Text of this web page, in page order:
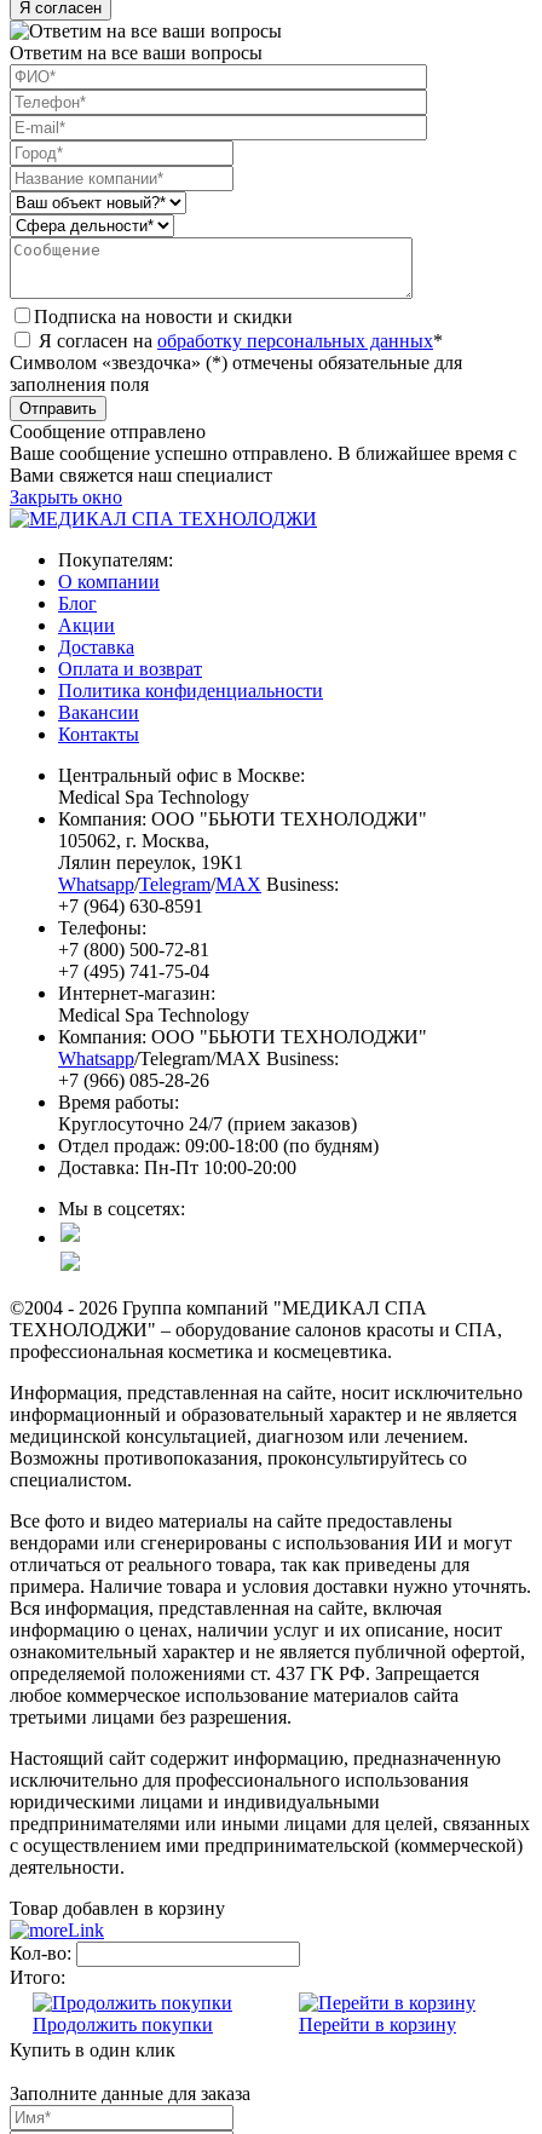
Я согласен
Ответим на все ваши вопросы
Подписка на новости и скидки
Я согласен на обработку персональных данных*
Символом «звездочка» (*) отмечены обязательные для
заполнения поля
Сообщение отправлено
Ваше сообщение успешно отправлено. В ближайшее время с
Вами свяжется наш специалист
Закрыть окно
Покупателям:
О компании
Блог
Акции
Доставка
Оплата и возврат
Политика конфиденциальности
Вакансии
Контакты
Центральный офис в Москве:
Medical Spa Technology
Компания: ООО "БЬЮТИ ТЕХНОЛОДЖИ"
105062, г. Москва,
Лялин переулок, 19К1
Whatsapp/Telegram/MAX Business:
+7 (964) 630-8591
Телефоны:
+7 (800) 500-72-81
+7 (495) 741-75-04
Интернет-магазин:
Medical Spa Technology
Компания: ООО "БЬЮТИ ТЕХНОЛОДЖИ"
Whatsapp/Telegram/MAX Business:
+7 (966) 085-28-26
Время работы:
Круглосуточно 24/7 (прием заказов)
Отдел продаж: 09:00-18:00 (по будням)
Доставка: Пн-Пт 10:00-20:00
Мы в соцсетях:
©2004 - 2026 Группа компаний "МЕДИКАЛ СПА
ТЕХНОЛОДЖИ" – оборудование салонов красоты и СПА,
профессиональная косметика и космецевтика.
Информация, представленная на сайте, носит исключительно
информационный и образовательный характер и не является
медицинской консультацией, диагнозом или лечением.
Возможны противопоказания, проконсультируйтесь со
специалистом.
Все фото и видео материалы на сайте предоставлены
вендорами или сгенерированы с использования ИИ и могут
отличаться от реального товара, так как приведены для
примера. Наличие товара и условия доставки нужно уточнять.
Вся информация, представленная на сайте, включая
информацию о ценах, наличии услуг и их описание, носит
ознакомительный характер и не является публичной офертой,
определяемой положениями ст. 437 ГК РФ. Запрещается
любое коммерческое использование материалов сайта
третьими лицами без разрешения.
Настоящий сайт содержит информацию, предназначенную
исключительно для профессионального использования
юридическими лицами и индивидуальными
предпринимателями или иными лицами для целей, связанных
с осуществлением ими предпринимательской (коммерческой)
деятельности.
Товар добавлен в корзину
Кол-во:
Итого:
Продолжить покупки
Перейти в корзину
Купить в один клик
Заполните данные для заказа